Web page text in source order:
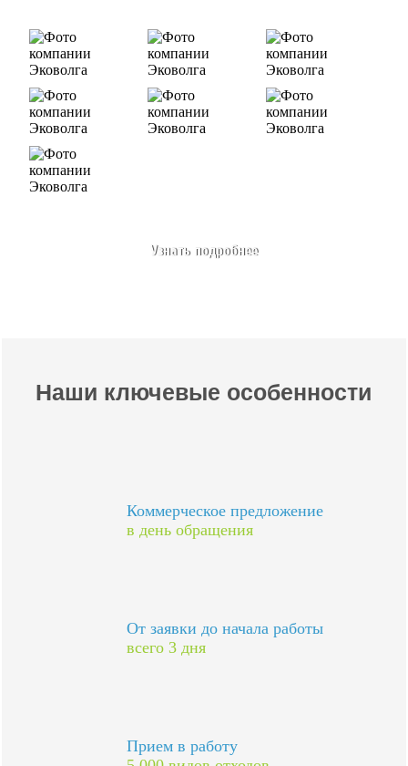
Узнать подробнее
Наши ключевые особенности
Коммерческое предложение
в день обращения
От заявки до начала работы
всего 3 дня
Прием в работу